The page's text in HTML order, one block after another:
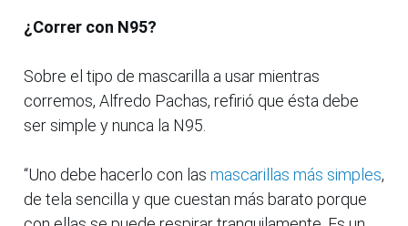
¿Correr con N95?
Sobre el tipo de mascarilla a usar mientras
corremos, Alfredo Pachas, refirió que ésta debe
ser simple y nunca la N95.
“Uno debe hacerlo con las mascarillas más simples,
de tela sencilla y que cuestan más barato porque